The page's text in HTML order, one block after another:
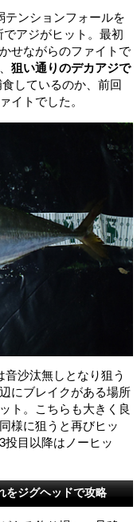
テンションフォールを
アジがヒット。最初
せながらのファイトで
狙い通りのデカアジで
しているのか、前回
イトでした。
沙汰無しとなり狙う
にブレイクがある場所
ト。こちらも大きく良
様に狙うと再びヒッ
投目以降はノーヒッ
をジグヘッドで攻略